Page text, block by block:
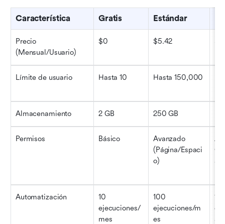
Característica Gratis Estándar
Precio
(Mensual/Usuario)
$0 $5.42
Límite de usuario Hasta 10 Hasta 150,000
Almacenamiento 2 GB 250 GB
Permisos Básico
Avanzado
(Página/Espaci
o)
Automatización
10
ejecuciones/
mes
100
ejecuciones/m
es